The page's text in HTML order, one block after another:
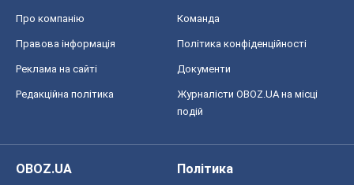
Про компанію Команда
Правова інформація Політика конфіденційності
Реклама на сайті Документи
Редакційна політика
Журналісти OBOZ.UA на місці
подій
OBOZ.UA
Політика